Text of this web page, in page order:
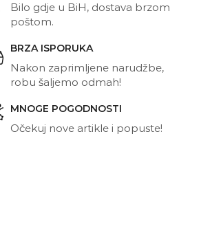
Bilo gdje u BiH, dostava brzom
poštom.
BRZA ISPORUKA
Nakon zaprimljene narudžbe,
robu šaljemo odmah!
MNOGE POGODNOSTI
Očekuj nove artikle i popuste!